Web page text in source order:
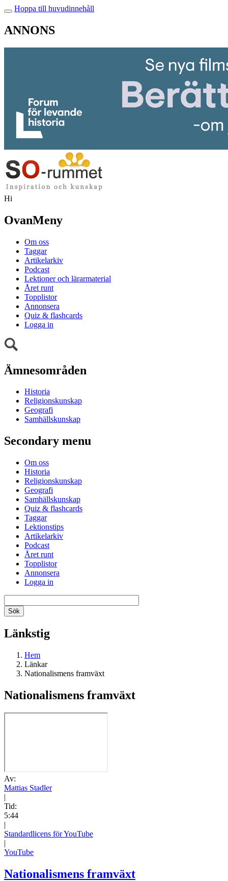
Hoppa till huvudinnehåll
ANNONS
Hi
OvanMeny
Om oss
Taggar
Artikelarkiv
Podcast
Lektioner och lärarmaterial
Året runt
Topplistor
Annonsera
Quiz & flashcards
Logga in
Ämnesområden
Historia
Religionskunskap
Geografi
Samhällskunskap
Secondary menu
Om oss
Historia
Religionskunskap
Geografi
Samhällskunskap
Quiz & flashcards
Taggar
Lektionstips
Artikelarkiv
Podcast
Året runt
Topplistor
Annonsera
Logga in
Länkstig
Hem
Länkar
Nationalismens framväxt
Nationalismens framväxt
Av:
Mattias Stadler
|
Tid:
5:44
|
Standardlicens för YouTube
|
YouTube
Nationalismens framväxt